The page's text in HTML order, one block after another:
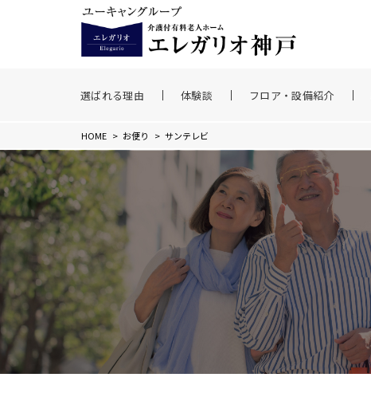
選ばれる理由 体験談 フロア・設備紹介
HOME > お便り > サンテレビ